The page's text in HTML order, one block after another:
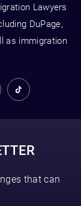
Lawyers
DuPage,
as immigration
that can